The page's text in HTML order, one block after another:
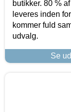
butikker. 80 %
leveres inden
kommer fuld
udvalg.
Se